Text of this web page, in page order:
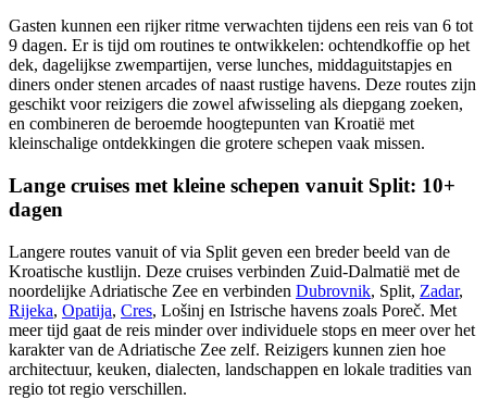
Gasten kunnen een rijker ritme verwachten tijdens een reis van 6 tot
9 dagen. Er is tijd om routines te ontwikkelen: ochtendkoffie op het
dek, dagelijkse zwempartijen, verse lunches, middaguitstapjes en
diners onder stenen arcades of naast rustige havens. Deze routes zijn
geschikt voor reizigers die zowel afwisseling als diepgang zoeken,
en combineren de beroemde hoogtepunten van Kroatië met
kleinschalige ontdekkingen die grotere schepen vaak missen.
Lange cruises met kleine schepen vanuit Split: 10+
dagen
Langere routes vanuit of via Split geven een breder beeld van de
Kroatische kustlijn. Deze cruises verbinden Zuid-Dalmatië met de
noordelijke Adriatische Zee en verbinden Dubrovnik, Split, Zadar,
Rijeka, Opatija, Cres, Lošinj en Istrische havens zoals Poreč. Met
meer tijd gaat de reis minder over individuele stops en meer over het
karakter van de Adriatische Zee zelf. Reizigers kunnen zien hoe
architectuur, keuken, dialecten, landschappen en lokale tradities van
regio tot regio verschillen.